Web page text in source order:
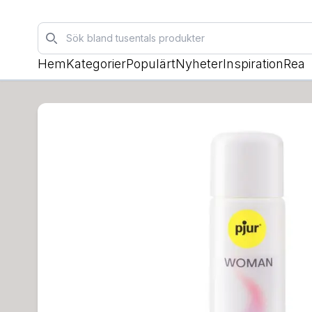
Sök
HemKategorierPopulärtNyheterInspirationRea